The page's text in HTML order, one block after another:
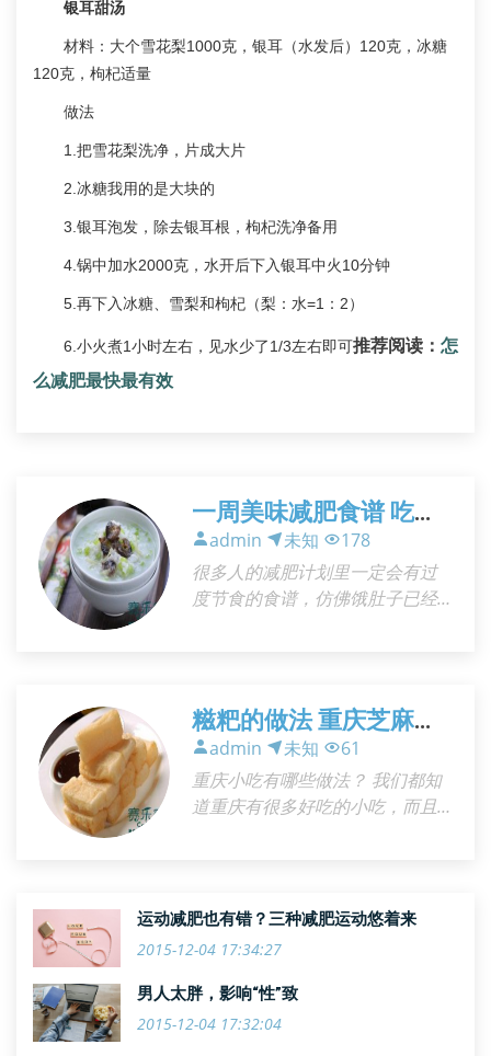
银耳甜汤
材料：大个雪花梨1000克，银耳（水发后）120克，冰糖
120克，枸杞适量
做法
1.把雪花梨洗净，片成大片
2.冰糖我用的是大块的
3.银耳泡发，除去银耳根，枸杞洗净备用
4.锅中加水2000克，水开后下入银耳中火10分钟
5.再下入冰糖、雪梨和枸杞（梨：水=1：2）
6.小火煮1小时左右，见水少了1/3左右即可推荐阅读： 怎
么减肥最快最有效
一周美味减肥食谱 吃得
饱瘦得好
admin 未知
178
很多人的减肥计划里一定会有过
度节食的食谱，仿佛饿肚子已经
就为大家提供一周减肥食谱，保
证吃得饱，又瘦得下去！ 星期
一： 早餐： 酸奶一杯，葡萄干10
颗，全麦面包两片 午餐：芹菜二
米粥 材料 ：芹菜100克、大米100
糍粑的做法 重庆芝麻小
糍粑
admin 未知
61
重庆小吃有哪些做法？ 我们都知
道重庆有很多好吃的小吃，而且
做法吧。 芝麻糍粑 食材：糯米粉
香，花生炒熟后退去外皮备用 2、
将花生做成花生碎，和黑白芝
运动减肥也有错？三种减肥运动悠着来
2015-12-04 17:34:27
男人太胖，影响“性”致
2015-12-04 17:32:04